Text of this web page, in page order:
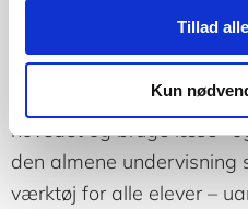
Tillad
Kun
Måske er det på tide at
hovedet og bruge læse-
den almene undervisning
værktøj for alle elever –